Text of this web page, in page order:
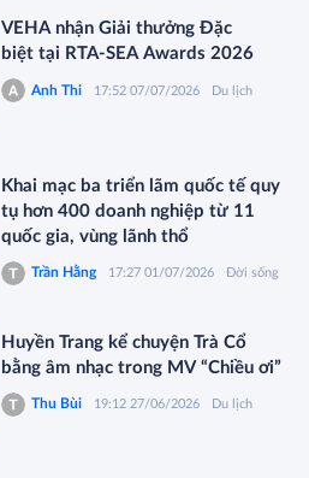
VEHA nhận Giải thưởng Đặc
biệt tại RTA-SEA Awards 2026
Anh Thi 17:52 07/07/2026 Du lịch
Khai mạc ba triển lãm quốc tế quy
tụ hơn 400 doanh nghiệp từ 11
quốc gia, vùng lãnh thổ
Trần Hằng 17:27 01/07/2026 Đời sống
Huyền Trang kể chuyện Trà Cổ
bằng âm nhạc trong MV “Chiều ơi”
Thu Bùi 19:12 27/06/2026 Du lịch